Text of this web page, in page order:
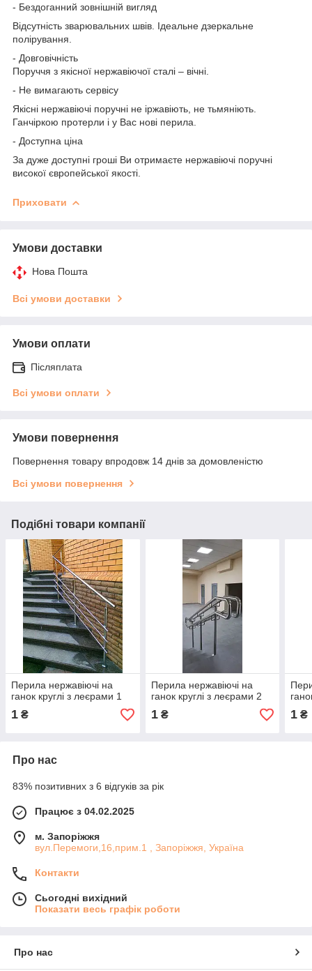
- Бездоганний зовнішній вигляд
Відсутність зварювальних швів. Ідеальне дзеркальне
полірування.
- Довговічність
Поруччя з якісної нержавіючої сталі – вічні.
- Не вимагають сервісу
Якісні нержавіючі поручні не іржавіють, не тьмяніють.
Ганчіркою протерли і у Вас нові перила.
- Доступна ціна
За дуже доступні гроші Ви отримаєте нержавіючі поручні
високої європейської якості.
Приховати
Умови доставки
Нова Пошта
Всі умови доставки
Умови оплати
Післяплата
Всі умови оплати
Умови повернення
Повернення товару впродовж 14 днів за домовленістю
Всі умови повернення
Подібні товари компанії
Перила нержавіючі на
ганок круглі з леєрами 1
1 ₴
Перила нержавіючі на
ганок круглі з леєрами 2
1₴ 1 ₴
Про нас
83% позитивних з 6 відгуків за рік
Працює з 04.02.2025
м. Запоріжжя
вул.Перемоги,16,прим.1 , Запоріжжя, Україна
Контакти
Сьогодні вихідний
Показати весь графік роботи
Про нас